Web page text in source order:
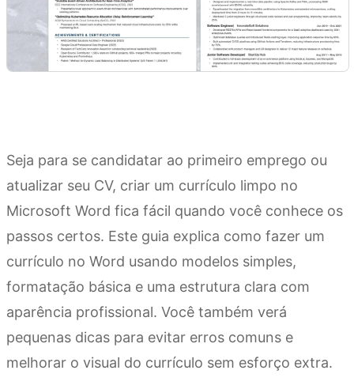
Seja para se candidatar ao primeiro emprego ou
atualizar seu CV, criar um currículo limpo no
Microsoft Word fica fácil quando você conhece os
passos certos. Este guia explica como fazer um
currículo no Word usando modelos simples,
formatação básica e uma estrutura clara com
aparência profissional. Você também verá
pequenas dicas para evitar erros comuns e
melhorar o visual do currículo sem esforço extra.